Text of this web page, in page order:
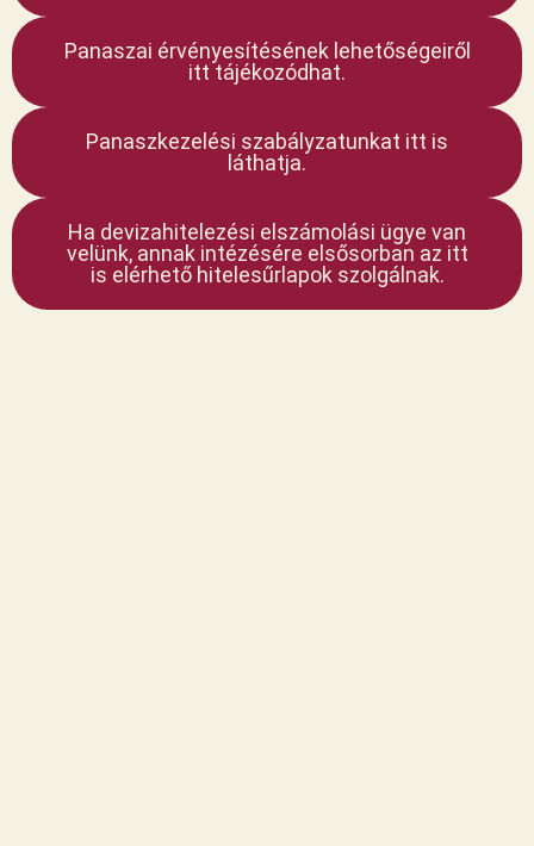
Panaszai érvényesítésének lehetőségeiről
itt tájékozódhat.
Panaszkezelési szabályzatunkat itt is
láthatja.
Ha devizahitelezési elszámolási ügye van
velünk, annak intézésére elsősorban az itt
is elérhető hitelesűrlapok szolgálnak.